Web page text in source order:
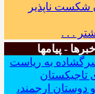
شکست ناپذیر
. . .
خبرها - پیامها
به ریاست
تاجیکستان
و دوستان ارجمند،